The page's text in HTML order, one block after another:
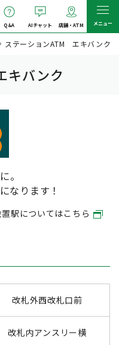
Q&A AIチャット 店舗・ATM メニュー
ステーションATM エキバンク
キバンク
。
なります！
駅についてはこちら
改札外西改札口前
改札内アンスリー横